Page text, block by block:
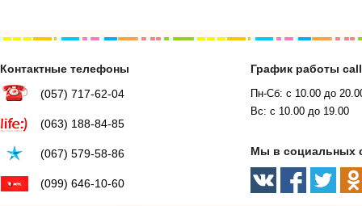
Контактные телефоны
(057) 717-62-04
(063) 188-84-85
(067) 579-58-86
(099) 646-10-60
График работы
Пн-Сб: с 10.00 до
Вс: с 10.00 до 19.00
Мы в социальных